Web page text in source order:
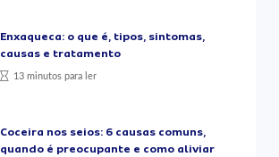
Enxaqueca: o que é, tipos, sintomas,
causas e tratamento
13 minutos para ler
Coceira nos seios: 6 causas comuns,
quando é preocupante e como aliviar